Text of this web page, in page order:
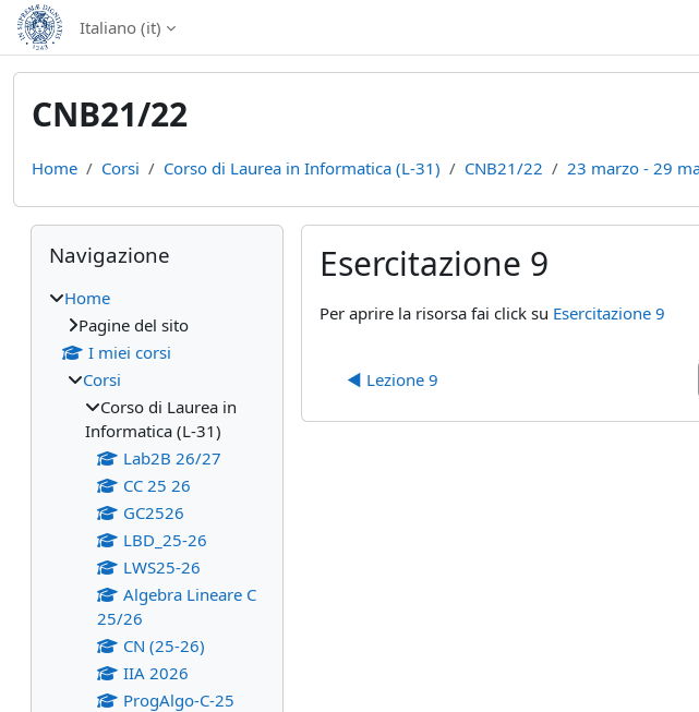
Vai al contenuto principale
Italiano ‎(it)‎
CNB21/22
Home Corsi Corso di Laurea in Informatica (L-31) CNB21/22 23 marzo - 29
Esercitazione 9
Aggregazione dei criteri
Per aprire la risorsa fai click su Esercitazione 9
◀︎ Lezione 9
Blocchi
Salta Navigazione
Navigazione
Home
Pagine del sito
I miei corsi
Corsi
Corso di Laurea in
Informatica (L-31)
Lab2B 26/27
CC 25 26
GC2526
LBD_25-26
LWS25-26
Algebra Lineare C
25/26
CN (25-26)
IIA 2026
ProgAlgo-C-25